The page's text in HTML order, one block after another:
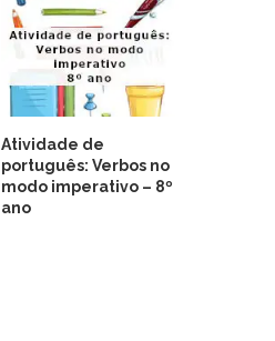
Atividade de
português: Verbos no
modo imperativo – 8º
ano